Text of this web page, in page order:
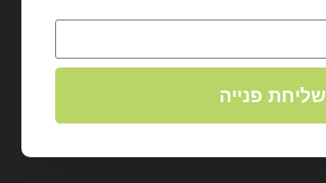
שליחת פנייה